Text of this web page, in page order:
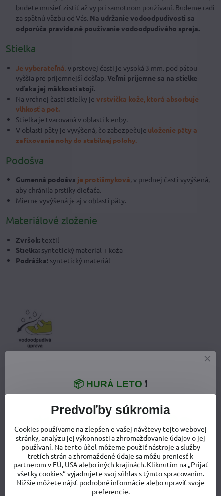
budete musieť zistiť až vy pri samotnom používaní. Budeme radi
za spätnú väzbu od Vás. Na udržanie vodoodpudivosti sa
odporúča pravidelné používanie vodoodpudivého spreja.
Stielka
Je vyberateľná,v prstovej časti je vysoká 3 mm, pod pätou
vyššia pre príjemnejší došľap. Veľmi príjemne sa na stielke
vďaka jej mäkkosti stojí.
Na vrchnej časti stielky je vrstvička kože, ktorá absorbuje
vlhkosť a pot.
Stielka je tvarovaná v oblasti klenby.
V oblasti päty je vyvýšená, čo zabezpečuje uloženie päty a
zafixovanie nohy do stabilnej polohy.
Podošva
Gumenná podošva je protišmyková, v prednej časti vyvýšená,
aby chránila prstíky dieťaťa.
Mierne vyvýšená je aj v oblasti päty.
Materiálové zloženie
Zvršok: textil
Stielka: syntetický materiál + koža
Podrážka: syntetický materiál
Predvoľby súkromia
Cookies používame na zlepšenie vašej návštevy tejto webovej
stránky, analýzu jej výkonnosti a zhromažďovanie údajov o jej
používaní. Na tento účel môžeme použiť nástroje a služby
tretích strán a zhromaždené údaje sa môžu preniesť k
partnerom v EÚ, USA alebo iných krajinách. Kliknutím na „Prijať
všetky cookies“ vyjadrujete svoj súhlas s týmto spracovaním.
Nižšie môžete nájsť podrobné informácie alebo upraviť svoje
preferencie.
📦 HURÁ LETO ❗